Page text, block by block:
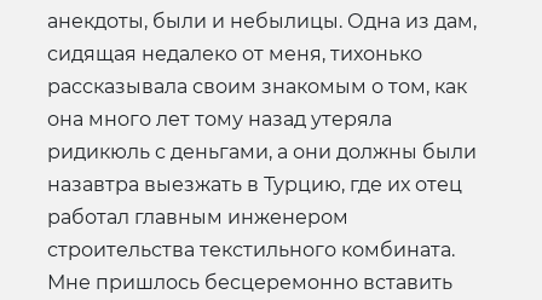
анекдоты, были и небылицы. Одна из дам,
сидящая недалеко от меня, тихонько
рассказывала своим знакомым о том, как
она много лет тому назад утеряла
ридикюль с деньгами, а они должны были
назавтра выезжать в Турцию, где их отец
работал главным инженером
строительства текстильного комбината.
Мне пришлось бесцеремонно вставить